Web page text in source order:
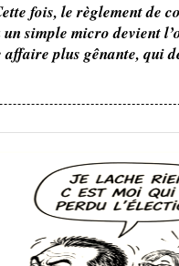
fois, le règlement de
simple micro devient
plus gênante, qui